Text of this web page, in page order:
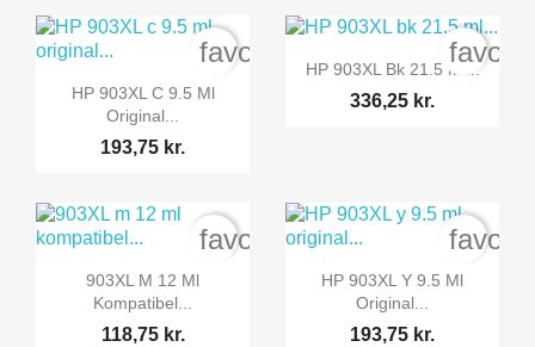
 Vis her
HP 903XL C 9.5 Ml
Original...
193,75 kr.
favorite_border
 Vis her
HP 903XL Bk 21.5 Ml...
336,25 kr.
 Vis her
903XL M 12 Ml
Kompatibel...
118,75 kr.
favorite_border
 Vis her
HP 903XL Y 9.5 Ml
Original...
193,75 kr.